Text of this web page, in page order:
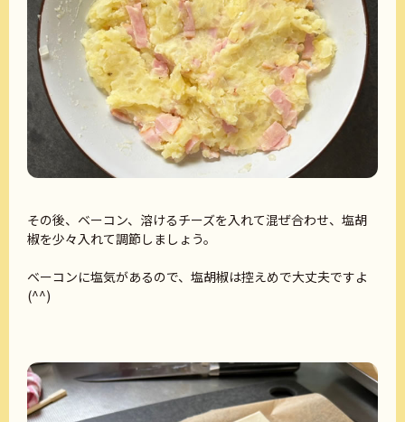
その後、ベーコン、溶けるチーズを入れて混ぜ合わせ、塩胡
椒を少々入れて調節しましょう。
ベーコンに塩気があるので、塩胡椒は控えめで大丈夫ですよ
(^^)